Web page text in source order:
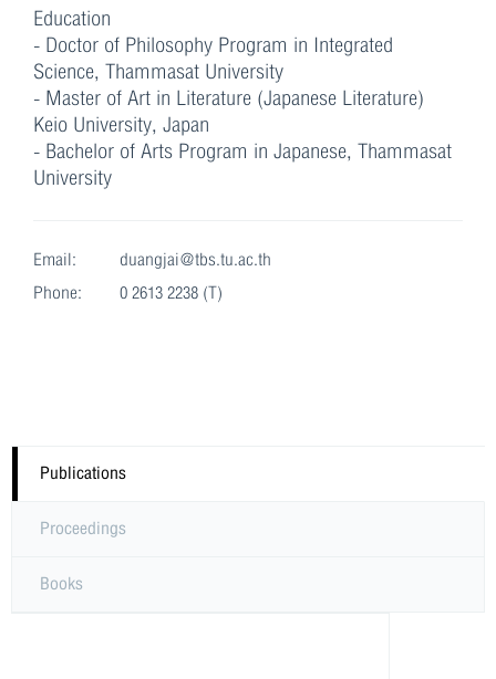
Education
- Doctor of Philosophy Program in Integrated
Science, Thammasat University
- Master of Art in Literature (Japanese Literature)
Keio University, Japan
- Bachelor of Arts Program in Japanese, Thammasat
University
Email:
duangjai@tbs.tu.ac.th
Phone:
0 2613 2238 (T)
Publications
Proceedings
Books